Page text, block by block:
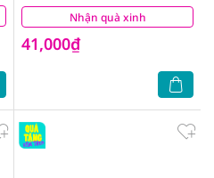
Nhận quà xinh
41,000₫
(12)